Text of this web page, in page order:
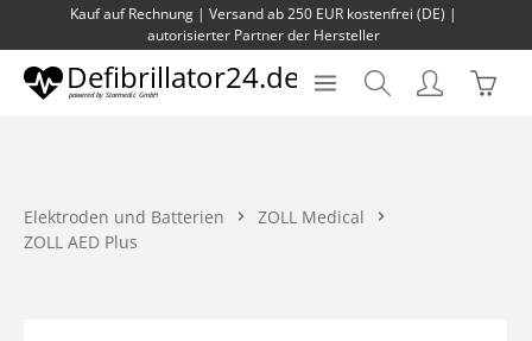
Zum Hauptinhalt springen
Kauf auf Rechnung | Versand ab 250 EUR kostenfrei (DE) |
autorisierter Partner der Hersteller
Elektroden und Batterien
ZOLL Medical
ZOLL AED Plus